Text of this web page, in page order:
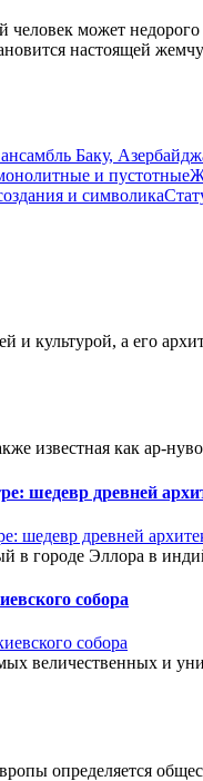
человек может
настоящей
и культурой, а его
известная как ар-
шедевр древней
в городе Эллора в
собора
величественных и
определяется